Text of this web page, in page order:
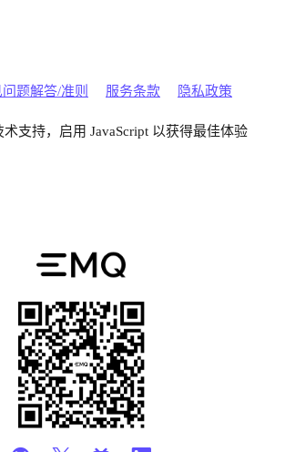
题解答/准则 服务条款 隐私政策
术支持，启用 JavaScript 以获得最佳体验